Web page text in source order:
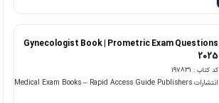
Gynecologist Book | Prometric Exam Questions
2025
کد کتاب : 197831
انتشارات Medical Exam Books – Rapid Access Guide Publishers